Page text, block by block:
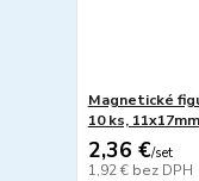
Magnetické
10 ks, 11x17mm
2,36 €/set
1,92 € bez DPH